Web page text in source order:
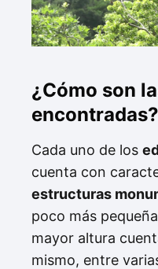
¿Cómo son
encontradas?
Cada uno de los
cuenta con
estructuras
poco más
mayor altura
mismo, entre